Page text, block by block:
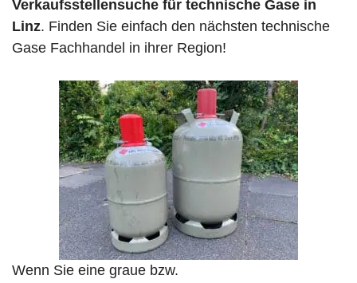
Verkaufsstellensuche für technische Gase in
Linz. Finden Sie einfach den nächsten technische
Gase Fachhandel in ihrer Region!
Wenn Sie eine graue bzw.